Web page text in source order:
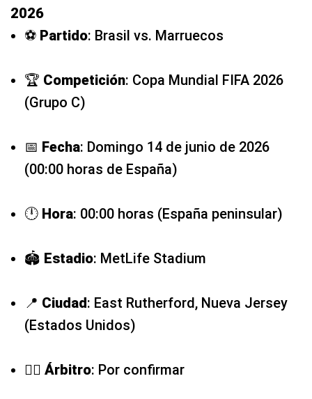
2026
⚽ Partido: Brasil vs. Marruecos
🏆 Competición: Copa Mundial FIFA 2026
(Grupo C)
📅 Fecha: Domingo 14 de junio de 2026
(00:00 horas de España)
🕛 Hora: 00:00 horas (España peninsular)
🏟️ Estadio: MetLife Stadium
📍 Ciudad: East Rutherford, Nueva Jersey
(Estados Unidos)
👨‍⚖️ Árbitro: Por confirmar